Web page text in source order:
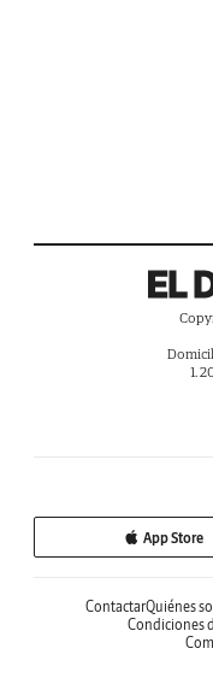
1.
App Store
ContactarQuiénes
Condiciones